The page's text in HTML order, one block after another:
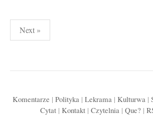
Stronicowanie
wpisów
Next »
Komentarze | Polityka| Lekrama| Kulturwa|
Cytat| Kontakt| Czytelnia| Que? |